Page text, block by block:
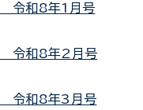
令和8年1月号
令和8年2月号
令和8年3月号